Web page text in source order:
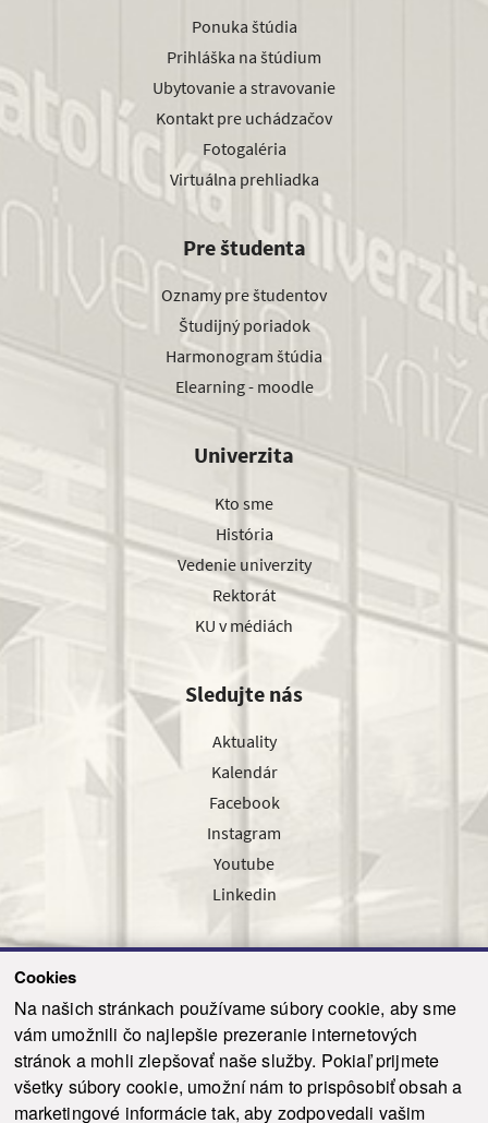
Cookies
Na našich stránkach používame súbory cookie, aby sme
vám umožnili čo najlepšie prezeranie internetových
stránok a mohli zlepšovať naše služby. Pokiaľ prijmete
všetky súbory cookie, umožní nám to prispôsobiť obsah a
marketingové informácie tak, aby zodpovedali vašim
Ponuka štúdia
Prihláška na štúdium
Ubytovanie a stravovanie
Kontakt pre uchádzačov
Fotogaléria
Virtuálna prehliadka
Pre študenta
Oznamy pre študentov
Študijný poriadok
Harmonogram štúdia
Elearning - moodle
Univerzita
Kto sme
História
Vedenie univerzity
Rektorát
KU v médiách
Sledujte nás
Aktuality
Kalendár
Facebook
Instagram
Youtube
Linkedin
Odoslať